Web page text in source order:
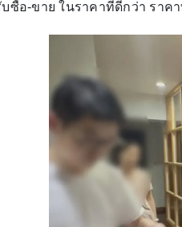
บซื้อ-ขาย ในราคาที่ดีกว่า รา